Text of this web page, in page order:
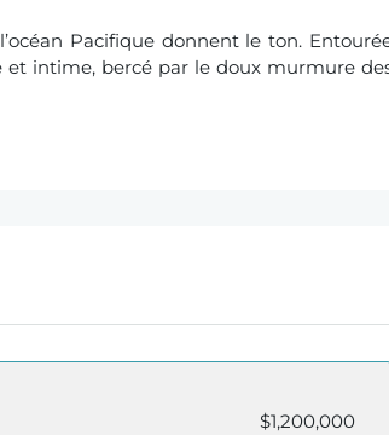
Pacifique donnent le ton.
et intime, bercé par le doux murmure
$1,200,000